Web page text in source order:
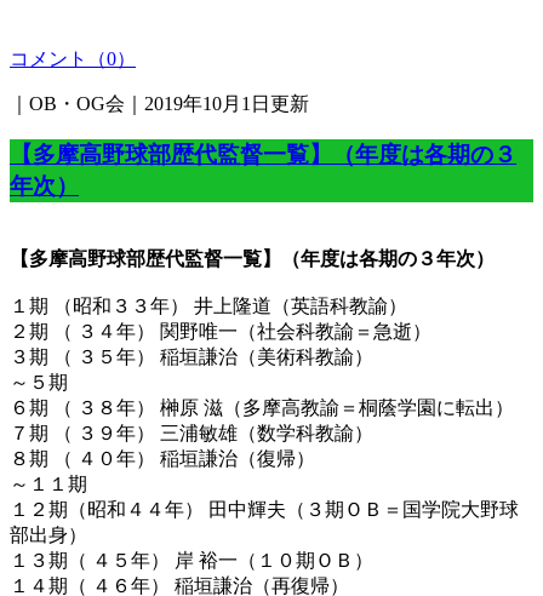
コメント（0）
｜OB・OG会｜2019年10月1日更新
【多摩高野球部歴代監督一覧】（年度は各期の３
年次）
【多摩高野球部歴代監督一覧】（年度は各期の３年次）
１期 （昭和３３年） 井上隆道（英語科教諭）
２期 （ ３４年） 関野唯一（社会科教諭＝急逝）
３期 （ ３５年） 稲垣謙治（美術科教諭）
～５期
６期 （ ３８年） 榊原 滋（多摩高教諭＝桐蔭学園に転出）
７期 （ ３９年） 三浦敏雄（数学科教諭）
８期 （ ４０年） 稲垣謙治（復帰）
～１１期
１２期（昭和４４年） 田中輝夫（３期ＯＢ＝国学院大野球
部出身）
１３期（ ４５年） 岸 裕一（１０期ＯＢ）
１４期（ ４６年） 稲垣謙治（再復帰）